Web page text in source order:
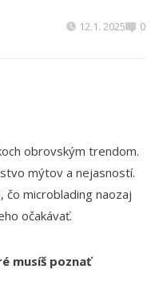
12.1. 2025 0
obrovským trendom.
mýtov a nejasností.
microblading naozaj
očakávať.
musíš poznať